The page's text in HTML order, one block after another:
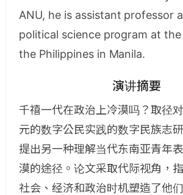
ANU, he is assistant professor
political science program at
the Philippines in Manila.
演讲摘要
千禧一代在政治上冷漠吗？取径
元的数字公民实践的数字民族志
提出另一种理解当代东南亚青年
漠的途径。论文采取代际视角，
社会、经济和政治时机塑造了他